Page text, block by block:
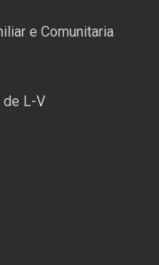
e Comunitaria
de L-V